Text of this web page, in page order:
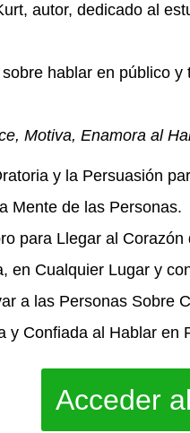
autor, dedicado al
hablar en público
Motiva, Enamora al
y la Persuasión
Mente de las Personas.
para Llegar al Corazón
en Cualquier Lugar y
a las Personas Sobre
y Confiada al Hablar en
Acceder